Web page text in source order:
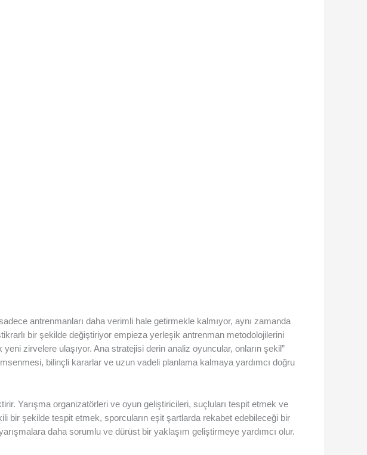
antrenmanları daha verimli hale getirmekle kalmıyor, aynı zamanda
bir şekilde değiştiriyor empieza yerleşik antrenman metodolojilerini
zirvelere ulaşıyor. Ana stratejisi derin analiz oyuncular, onların şekil”
bilinçli kararlar ve uzun vadeli planlama kalmaya yardımcı doğru
Yarışma organizatörleri ve oyun geliştiricileri, suçluları tespit etmek ve
bir şekilde tespit etmek, sporcuların eşit şartlarda rekabet edebileceği bir
daha sorumlu ve dürüst bir yaklaşım geliştirmeye yardımcı olur.